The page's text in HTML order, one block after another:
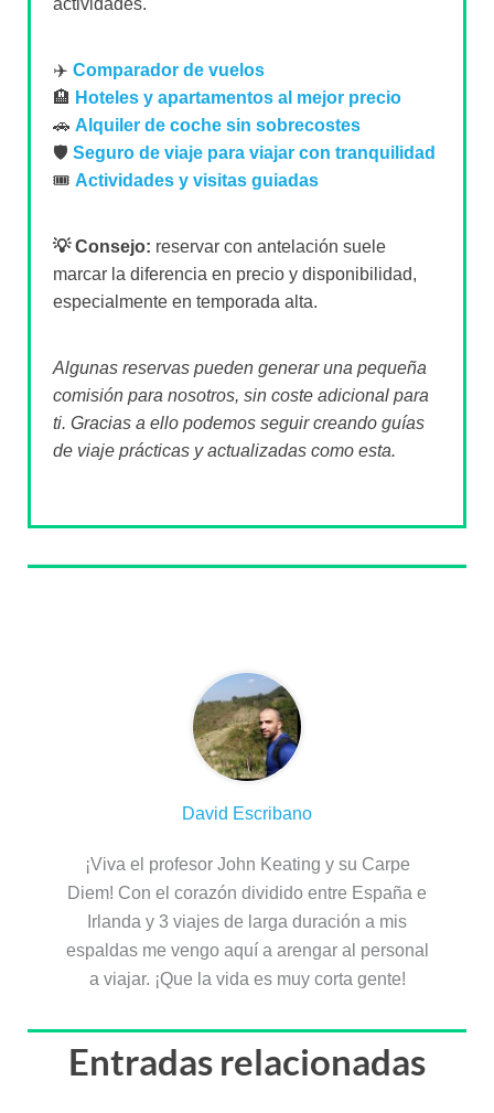
actividades.
✈️ Comparador de vuelos
🏨 Hoteles y apartamentos al mejor precio
🚗 Alquiler de coche sin sobrecostes
🛡️ Seguro de viaje para viajar con tranquilidad
🎟️ Actividades y visitas guiadas
💡 Consejo: reservar con antelación suele
marcar la diferencia en precio y disponibilidad,
especialmente en temporada alta.
Algunas reservas pueden generar una pequeña
comisión para nosotros, sin coste adicional para
ti. Gracias a ello podemos seguir creando guías
de viaje prácticas y actualizadas como esta.
David Escribano
¡Viva el profesor John Keating y su Carpe
Diem! Con el corazón dividido entre España e
Irlanda y 3 viajes de larga duración a mis
espaldas me vengo aquí a arengar al personal
a viajar. ¡Que la vida es muy corta gente!
Entradas relacionadas